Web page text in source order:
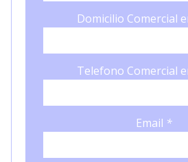
Domicilio Comercial
Telefono Comercial
Email *